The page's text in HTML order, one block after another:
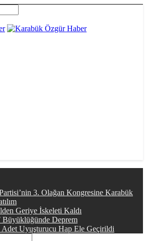
3. Olağan Kongresine Karabük
Geriye İskeleti Kaldı
Büyüklüğünde Deprem
Adet Uyuşturucu Hap Ele Geçirildi